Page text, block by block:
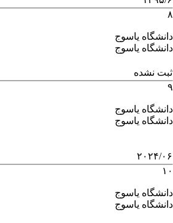
۸
دانشگاه یاسوج
دانشگاه یاسوج
ثبت نشده
۹
دانشگاه یاسوج
دانشگاه یاسوج
۲۰۲۴/۰۶
۱۰
دانشگاه یاسوج
دانشگاه یاسوج